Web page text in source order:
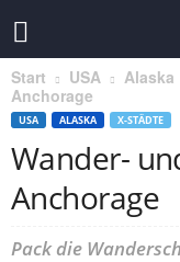
Start USA Alaska
Anchorage
USA ALASKA X-STÄDTE
Wander-
Anchorage
Pack die